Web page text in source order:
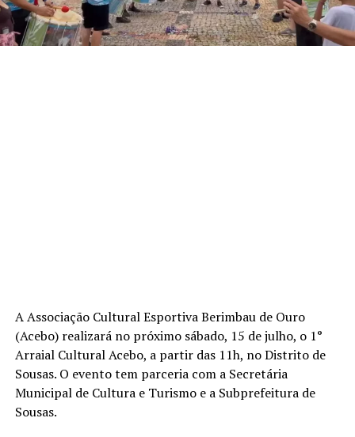
A Associação Cultural Esportiva Berimbau de Ouro
(Acebo) realizará no próximo sábado, 15 de julho, o 1°
Arraial Cultural Acebo, a partir das 11h, no Distrito de
Sousas. O evento tem parceria com a Secretária
Municipal de Cultura e Turismo e a Subprefeitura de
Sousas.